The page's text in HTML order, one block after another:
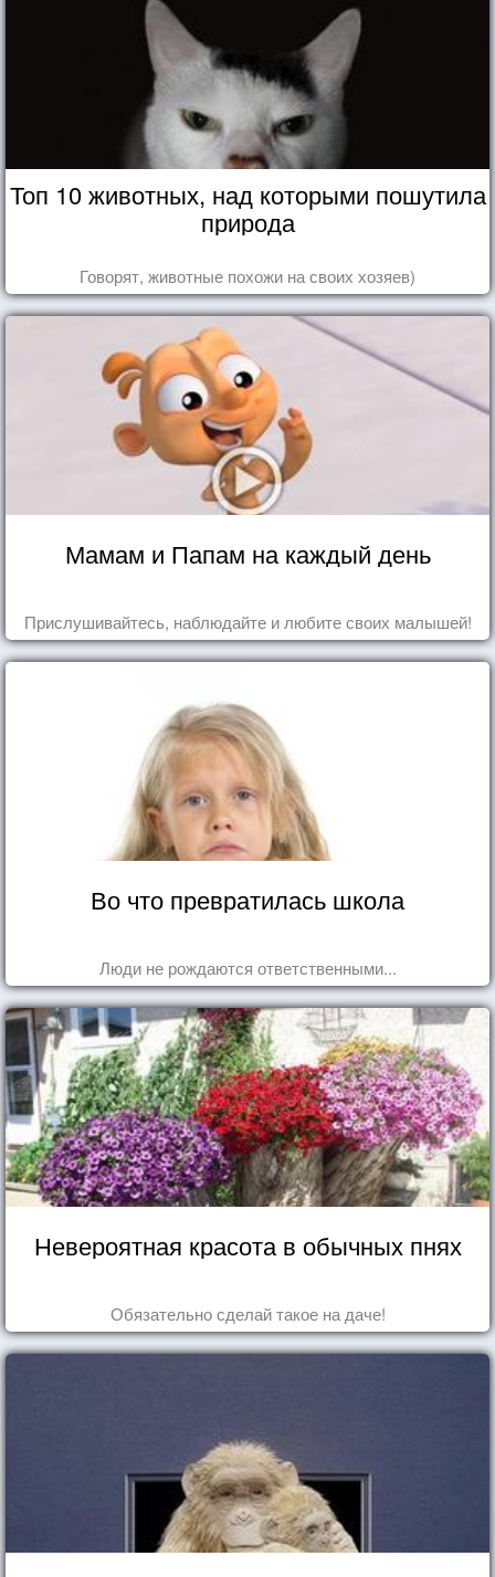
Топ 10 животных, над которыми пошутила
природа
Говорят, животные похожи на своих хозяев)
Мамам и Папам на каждый день
Прислушивайтесь, наблюдайте и любите своих малышей!
Во что превратилась школа
Люди не рождаются ответственными...
Невероятная красота в обычных пнях
Обязательно сделай такое на даче!